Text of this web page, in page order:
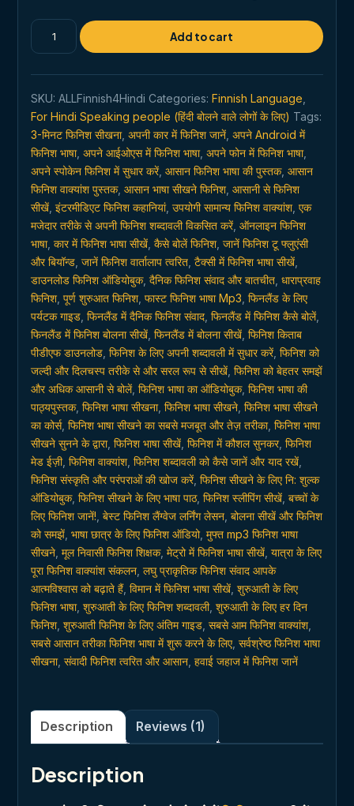
फिनिश
भाषा
कहीं
भी
सीखें
quantity
Add to cart
SKU: ALLFinnish4Hindi Categories: Finnish Language
For Hindi Speaking people (हिंदी बोलने वाले लोगों के लिए) Tags:
3-मिनट फिनिश सीखना, अपनी कार में फिनिश जानें अपने Android में
फिनिश भाषा, अपने आईओएस में फिनिश भाषा, अपने फोन में फिनिश भाषा,
अपने स्पोकेन फिनिश में सुधार करें, आसान फिनिश भाषा की पुस्तक, आसान
फिनिश वाक्यांश पुस्तक, आसान भाषा सीखने फिनिश, आसानी से फिनिश
सीखें इंटरमीडिएट फिनिश कहानियां, उपयोगी सामान्य फिनिश वाक्यांश, एक
मजेदार तरीके से अपनी फिनिश शब्दावली विकसित करें, ऑनलाइन फिनिश
भाषा, कार में फिनिश भाषा सीखें कैसे बोलें फिनिश, जानें फिनिश टू फ्लुएंसी
और बियॉन्ड जानें फिनिश वार्तालाप त्वरित टैक्सी में फिनिश भाषा सीखें
डाउनलोड फिनिश ऑडियोबुक, दैनिक फिनिश संवाद और बातचीत धाराप्रवाह
फिनिश, पूर्ण शुरुआत फिनिश, फास्ट फिनिश भाषा Mp3 फिनलैंड के लिए
पर्यटक गाइड फिनलैंड में दैनिक फिनिश संवाद फिनलैंड में फिनिश कैसे बोलें,
फिनलैंड में फिनिश बोलना सीखें फिनलैंड में बोलना सीखें फिनिश किताब
पीडीएफ डाउनलोड फिनिश के लिए अपनी शब्दावली में सुधार करें, फिनिश को
जल्दी और दिलचस्प तरीके से और सरल रूप से सीखें फिनिश को बेहतर समझें
और अधिक आसानी से बोलें, फिनिश भाषा का ऑडियोबुक, फिनिश भाषा की
पाठ्यपुस्तक, फिनिश भाषा सीखना, फिनिश भाषा सीखने फिनिश भाषा सीखने
का कोर्स, फिनिश भाषा सीखने का सबसे मजबूत और तेज़ तरीका, फिनिश भाषा
सीखने सुनने के द्वारा, फिनिश भाषा सीखें फिनिश में कौशल सुनकर, फिनिश
मेड ईज़ी, फिनिश वाक्यांश, फिनिश शब्दावली को कैसे जानें और याद रखें
फिनिश संस्कृति और परंपराओं की खोज करें, फिनिश सीखने के लिए नि: शुल्क
ऑडियोबुक, फिनिश सीखने के लिए भाषा पाठ, फिनिश स्लीपिंग सीखें बच्चों के
लिए फिनिश जानें! बेस्ट फिनिश लैंग्वेज लर्निंग लेसन बोलना सीखें और फिनिश
को समझें भाषा छात्र के लिए फिनिश ऑडियो, मुफ्त mp3 फिनिश भाषा
सीखने मूल निवासी फिनिश शिक्षक, मेट्रो में फिनिश भाषा सीखें यात्रा के लिए
पूरा फिनिश वाक्यांश संकलन लघु प्राकृतिक फिनिश संवाद आपके
आत्मविश्वास को बढ़ाते हैं, विमान में फिनिश भाषा सीखें शुरुआती के लिए
फिनिश भाषा, शुरुआती के लिए फिनिश शब्दावली, शुरुआती के लिए हर दिन
फिनिश, शुरुआती फिनिश के लिए अंतिम गाइड सबसे आम फिनिश वाक्यांश,
सबसे आसान तरीका फिनिश भाषा में शुरू करने के लिए, सर्वश्रेष्ठ फिनिश भाषा
सीखना, संवादी फिनिश त्वरित और आसान हवाई जहाज में फिनिश जानें
Description Reviews (1)
Description